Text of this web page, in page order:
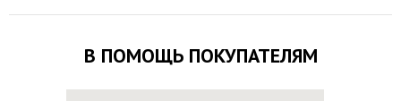
В ПОМОЩЬ ПОКУПАТЕЛЯМ